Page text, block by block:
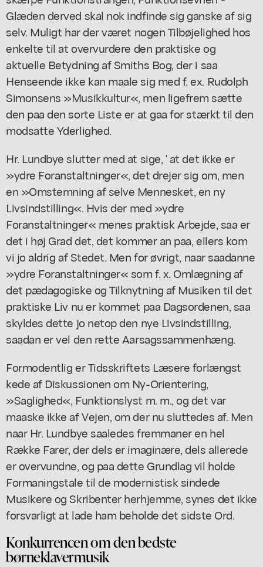
Glæden derved skal nok indfinde sig ganske af sig
selv. Muligt har der været nogen Tilbøjelighed hos
enkelte til at overvurdere den praktiske og
aktuelle Betydning af Smiths Bog, der i saa
Henseende ikke kan maale sig med f. ex. Rudolph
Simonsens »Musikkultur«, men ligefrem sætte
den paa den sorte Liste er at gaa for stærkt til den
modsatte Yderlighed.
Hr. Lundbye slutter med at sige, ' at det ikke er
»ydre Foranstaltninger«, det drejer sig om, men
en »Omstemning af selve Mennesket, en ny
Livsindstilling«. Hvis der med »ydre
Foranstaltninger« menes praktisk Arbejde, saa er
det i høj Grad det, det kommer an paa, ellers kom
vi jo aldrig af Stedet. Men for øvrigt, naar saadanne
»ydre Foranstaltninger« som f. x. Omlægning af
det pædagogiske og Tilknytning af Musiken til det
praktiske Liv nu er kommet paa Dagsordenen, saa
skyldes dette jo netop den nye Livsindstilling,
saadan er vel den rette Aarsagssammenhæng.
Formodentlig er Tidsskriftets Læsere forlængst
kede af Diskussionen om Ny-Orientering,
»Saglighed«, Funktionslyst m. m., og det var
maaske ikke af Vejen, om der nu sluttedes af. Men
naar Hr. Lundbye saaledes fremmaner en hel
Række Farer, der dels er imaginære, dels allerede
er overvundne, og paa dette Grundlag vil holde
Formaningstale til de modernistisk sindede
Musikere og Skribenter herhjemme, synes det ikke
forsvarligt at lade ham beholde det sidste Ord.
Konkurrencen om den bedste
børneklavermusik